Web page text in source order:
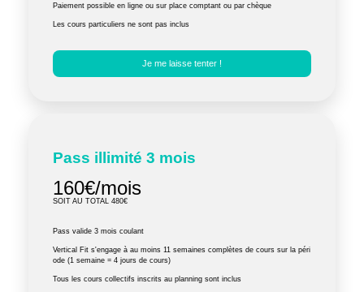
Paiement possible en ligne ou sur place comptant ou par chèque
Les cours particuliers ne sont pas inclus
Je me laisse tenter !
Pass illimité 3 mois
160€/mois
SOIT AU TOTAL 480€
Pass valide 3 mois coulant
Vertical Fit s'engage à au moins 11 semaines complètes de cours sur la péri
ode (1 semaine = 4 jours de cours)
Tous les cours collectifs inscrits au planning sont inclus